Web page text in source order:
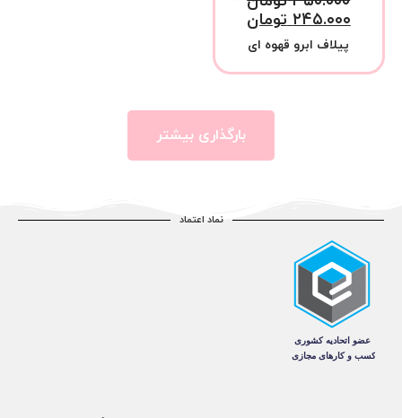
۲۴۵.۰۰۰ تومان
پیلاف ابرو قهوه ای
بارگذاری بیشتر
نماد اعتماد